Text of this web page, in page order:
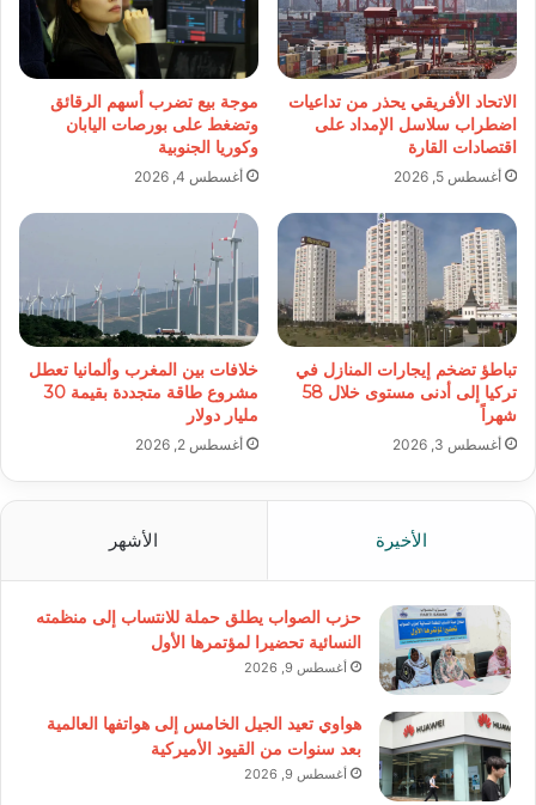
الاتحاد الأفريقي يحذر من تداعيات
اضطراب سلاسل الإمداد على
اقتصادات القارة
أغسطس 5, 2026
موجة بيع تضرب أسهم الرقائق
وتضغط على بورصات اليابان
وكوريا الجنوبية
أغسطس 4, 2026
تباطؤ تضخم إيجارات المنازل في
تركيا إلى أدنى مستوى خلال 58
شهراً
أغسطس 3, 2026
خلافات بين المغرب وألمانيا تعطل
مشروع طاقة متجددة بقيمة 30
مليار دولار
أغسطس 2, 2026
الأخيرة الأشهر
حزب الصواب يطلق حملة للانتساب إلى منظمته
النسائية تحضيرا لمؤتمرها الأول
أغسطس 9, 2026
هواوي تعيد الجيل الخامس إلى هواتفها العالمية
بعد سنوات من القيود الأميركية
أغسطس 9, 2026